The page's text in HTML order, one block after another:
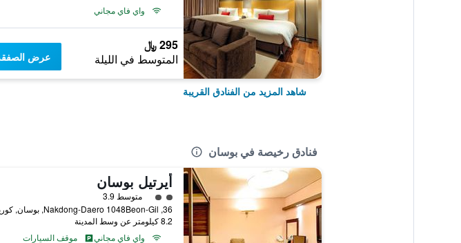
واي فاي مجاني
295 ﷼
المتوسط في الليلة عرض
شاهد المزيد من الفنادق القريبة
فنادق رخيصة في بوسان
أيرتيل بوسان
تقييم فئة 2متوسط 3.9
8.2 كيلومتر عن وسط المدينة
واي فاي مجاني
موقف السيارات